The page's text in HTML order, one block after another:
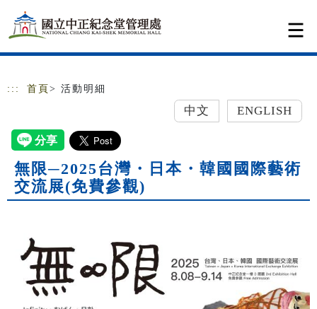
跳到主要內容
網站導覽
::: 首頁 > 活動明細
中文 ENGLISH
無限─2025台灣・日本・韓國國際藝術
交流展(免費參觀)